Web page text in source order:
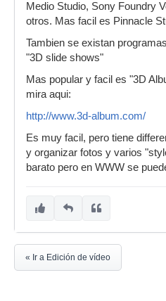
Medio Studio, Sony Foundry
otros. Mas facil es Pinnacle
Tambien se existan
"3D slide shows"
Mas popular y facil es "3D
mira aqui:
http://www.3d-album.com/
Es muy facil, pero tiene
y organizar fotos y varios
barato pero en WWW se
« Ir a Edición de vídeo